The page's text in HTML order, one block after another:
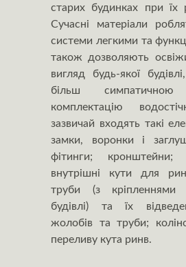
старих будинках при їх
Сучасні матеріали
системи легкими та
також дозволяють
вигляд будь-якої
більш
комплектацію
зазвичай входять такі
замки, воронки і
фітинги; кронштейни;
внутрішні кути для
труби (з кріпленнями
будівлі) та їх
жолобів та труби;
переливу кута ринв.